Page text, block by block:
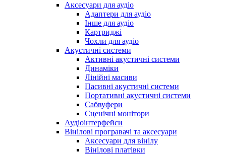
Аксесуари для аудіо
Адаптери для аудіо
Інше для аудіо
Картриджі
Чохли для аудіо
Акустичні системи
Активні акустичні системи
Динаміки
Лінійні масиви
Пасивні акустичні системи
Портативні акустичні системи
Сабвуфери
Сценічні монітори
Аудіоінтерфейси
Вінілові програвачі та аксесуари
Аксесуари для вінілу
Вінілові платівки